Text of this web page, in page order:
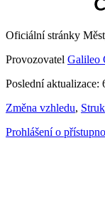
Oficiální stránky
Provozovatel Galileo
Poslední aktualizace:
Změna vzhledu,
Prohlášení o